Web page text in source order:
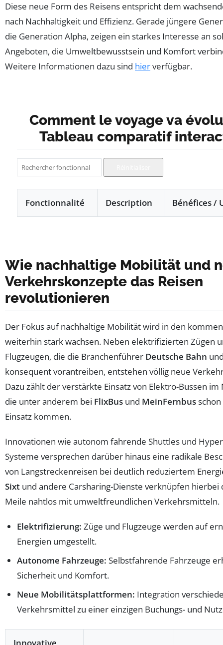
Diese neue Form des Reisens entspricht dem
nach Nachhaltigkeit und Effizienz. Gerade jüngere
die Generation Alpha, zeigen ein starkes Interesse an
Angeboten, die Umweltbewusstsein und Komfort
Weitere Informationen dazu sind hierverfügbar.
Comment le voyage va
Tableau comparatif
Rechercher une fonctionnalité
Fonctionnalité Description Bénéfices /
Wie nachhaltige Mobilität und
Verkehrskonzepte das Reisen
revolutionieren
Der Fokus auf nachhaltige Mobilität wird in den
weiterhin stark wachsen. Neben elektrifizierten Zügen
Flugzeugen, die die Branchenführer Deutsche Bahn
konsequent vorantreiben, entstehen völlig neue
Dazu zählt der verstärkte Einsatz von Elektro-Bussen
die unter anderem bei FlixBus und MeinFernbus
Einsatz kommen.
Innovationen wie autonom fahrende Shuttles und
Systeme versprechen darüber hinaus eine radikale
von Langstreckenreisen bei deutlich reduziertem
Sixt und andere Carsharing-Dienste verknüpfen hierbei
Meile nahtlos mit umweltfreundlichen Verkehrsmitteln.
Elektrifizierung: Züge und Flugzeuge werden auf
Energien umgestellt.
Autonome Fahrzeuge: Selbstfahrende Fahrzeuge
Sicherheit und Komfort.
Neue Mobilitätsplattformen: Integration
Verkehrsmittel zu einer einzigen Buchungs- und